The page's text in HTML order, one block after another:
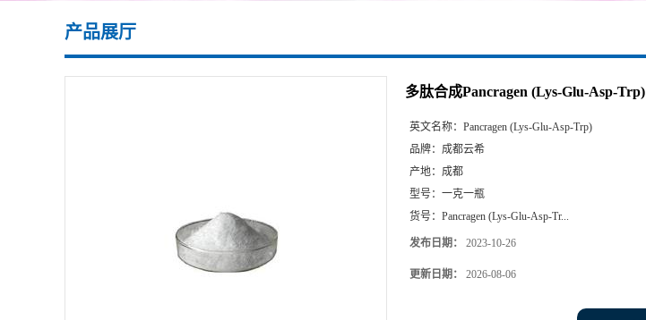
产品展厅
多肽合成Pancragen (Lys-Glu-Asp-Trp)
英文名称： Pancragen (Lys-Glu-Asp-Trp)
品牌： 成都云希
产地： 成都
型号： 一克一瓶
货号： Pancragen (Lys-Glu-Asp-Tr...
发布日期： 2023-10-26
更新日期： 2026-08-06